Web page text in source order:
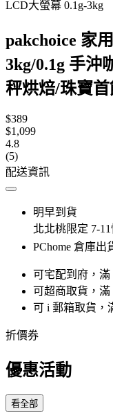
LCD大螢幕 0.1g-3kg
pakchoice 家
3kg/0.1g 手沖
秤烘焙/珠寶
$389
$1,099
4.8
(5)
配送資訊
明早到貨
北北桃限定 7-
PChome 倉庫出
可宅配到府，滿
可超商取貨，滿
可 i 郵箱取貨，
折價券
優惠活動
看全部